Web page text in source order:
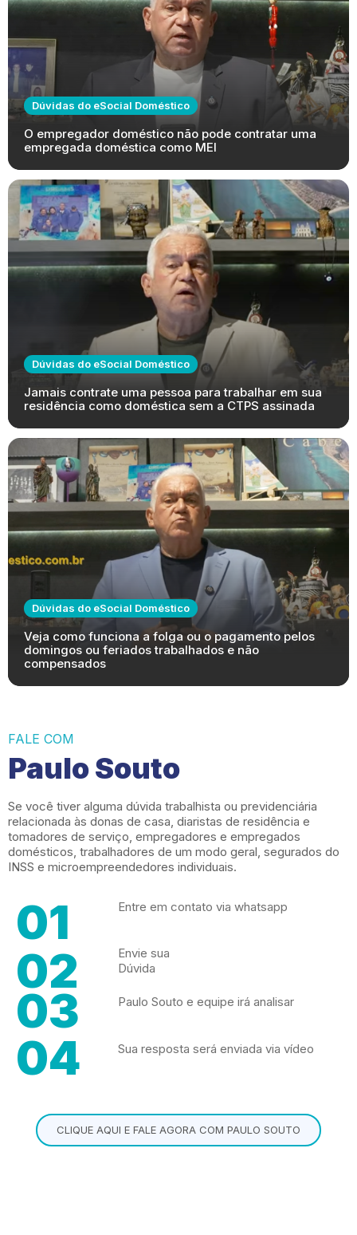
Dúvidas do eSocial Doméstico
O empregador doméstico não pode contratar uma
empregada doméstica como MEI
Dúvidas do eSocial Doméstico
Jamais contrate uma pessoa para trabalhar em sua
residência como doméstica sem a CTPS assinada
Dúvidas do eSocial Doméstico
Veja como funciona a folga ou o pagamento pelos
domingos ou feriados trabalhados e não
compensados
FALE COM
Paulo Souto
Se você tiver alguma dúvida trabalhista ou previdenciária
relacionada às donas de casa, diaristas de residência e
tomadores de serviço, empregadores e empregados
domésticos, trabalhadores de um modo geral, segurados do
INSS e microempreendedores individuais.
01 Entre em contato via whatsapp
02
Envie sua
Dúvida
03 Paulo Souto e equipe irá analisar
04 Sua resposta será enviada via vídeo
CLIQUE AQUI E FALE AGORA COM PAULO SOUTO